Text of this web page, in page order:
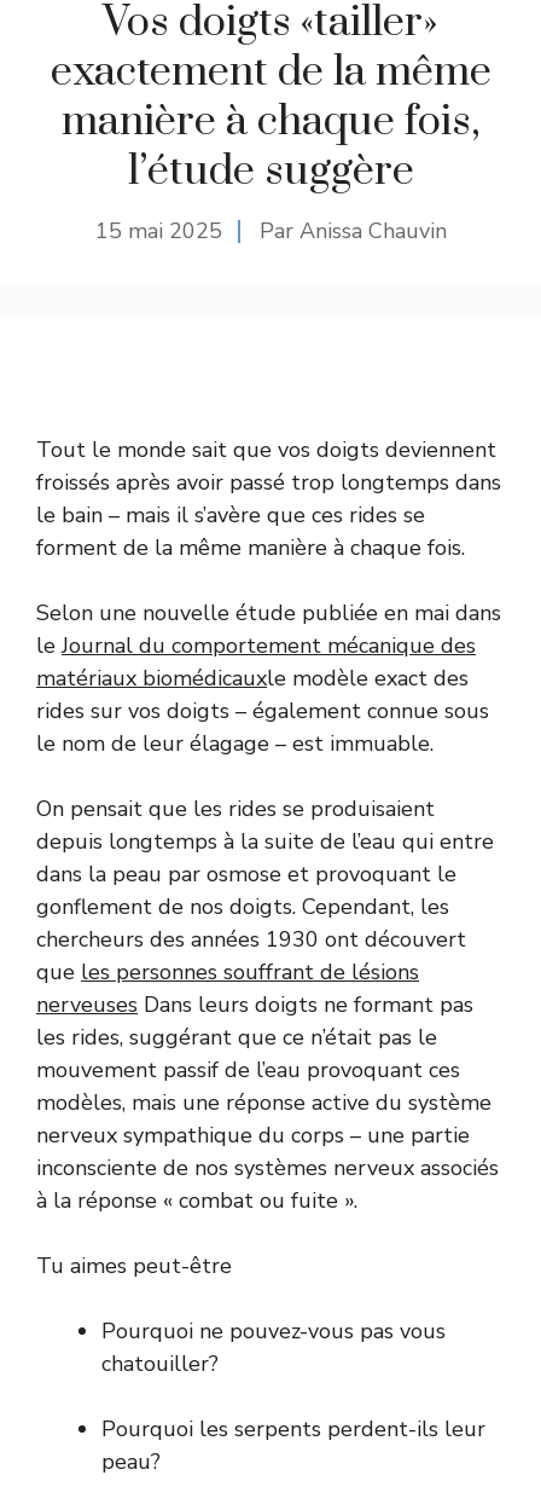
Vos doigts «tailler»
exactement de la même
manière à chaque fois,
l’étude suggère
15 mai 2025 Par Anissa Chauvin
Tout le monde sait que vos doigts deviennent
froissés après avoir passé trop longtemps dans
le bain – mais il s’avère que ces rides se
forment de la même manière à chaque fois.
Selon une nouvelle étude publiée en mai dans
leJournal du comportement mécanique des
matériaux biomédicauxle modèle exact des
rides sur vos doigts – également connue sous
le nom de leur élagage – est immuable.
On pensait que les rides se produisaient
depuis longtemps à la suite de l’eau qui entre
dans la peau par osmose et provoquant le
gonflement de nos doigts. Cependant, les
chercheurs des années 1930 ont découvert
que les personnes souffrant de lésions
nerveuses Dans leurs doigts ne formant pas
les rides, suggérant que ce n’était pas le
mouvement passif de l’eau provoquant ces
modèles, mais une réponse active du système
nerveux sympathique du corps – une partie
inconsciente de nos systèmes nerveux associés
à la réponse « combat ou fuite ».
Tu aimes peut-être
Pourquoi ne pouvez-vous pas vous
chatouiller?
Pourquoi les serpents perdent-ils leur
peau?